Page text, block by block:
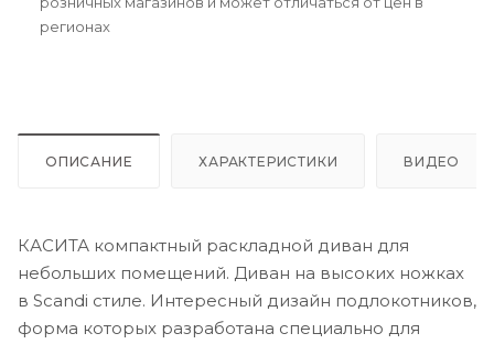
регионах
ОПИСАНИЕ ХАРАКТЕРИСТИКИ ВИДЕО
КАСИТА компактный раскладной диван для
небольших помещений. Диван на высоких ножках
в Scandi стиле. Интересный дизайн подлокотников,
форма которых разработана специально для